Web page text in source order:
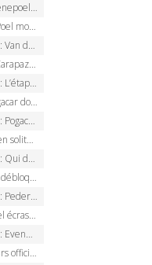
battu au sprint
des cinq sacres
Elysées ?
perd le podium
à Pogacar ?
pulvérisé
d’Huez ?
maillot à pois
d’Huez ?
le maillot vert
à Voiron ?
abandonne
le podium ?
et dates